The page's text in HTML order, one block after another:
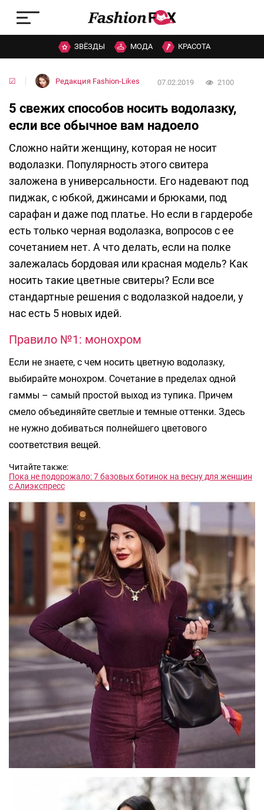
ЗВЁЗДЫ МОДА КРАСОТА
☑ Редакция Fashion-Likes 07.02.2019 2100
5 свежих способов носить водолазку,
если все обычное вам надоело
Сложно найти женщину, которая не носит
водолазки. Популярность этого свитера
заложена в универсальности. Его надевают под
пиджак, с юбкой, джинсами и брюками, под
сарафан и даже под платье. Но если в гардеробе
есть только черная водолазка, вопросов с ее
сочетанием нет. А что делать, если на полке
залежалась бордовая или красная модель? Как
носить такие цветные свитеры? Если все
стандартные решения с водолазкой надоели, у
нас есть 5 новых идей.
Правило №1: монохром
Если не знаете, с чем носить цветную водолазку,
выбирайте монохром. Сочетание в пределах одной
гаммы – самый простой выход из тупика. Причем
смело объединяйте светлые и темные оттенки. Здесь
не нужно добиваться полнейшего цветового
соответствия вещей.
Читайте также:
Пока не подорожало: 7 базовых ботинок на весну для женщин
с Алиэкспресс